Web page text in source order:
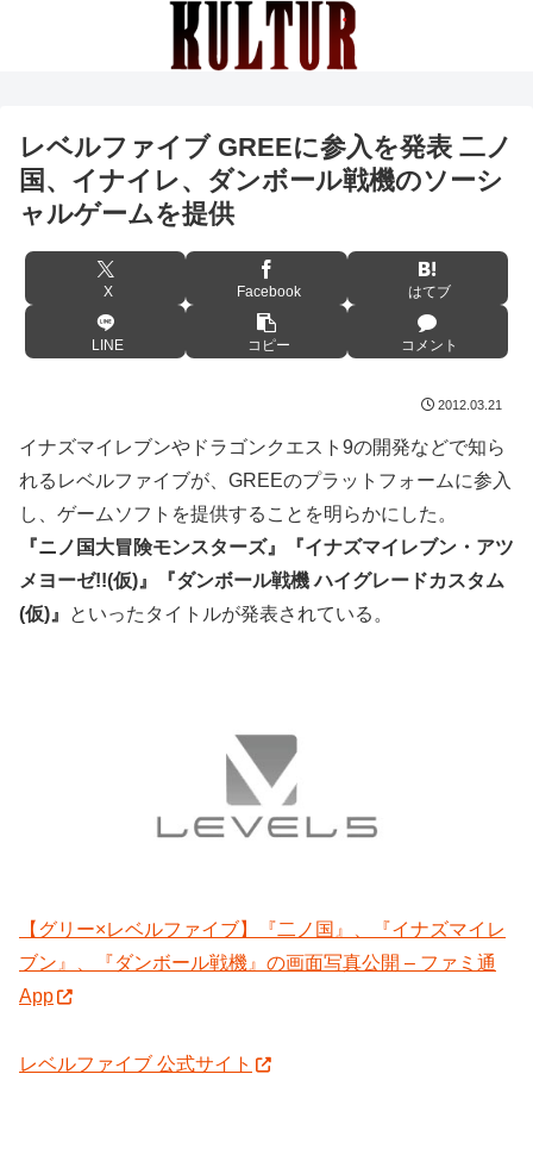
レベルファイブ GREEに参入を発表 二ノ
国、イナイレ、ダンボール戦機のソーシ
ャルゲームを提供
X Facebook はてブ
LINE コピー コメント
2012.03.21
イナズマイレブンやドラゴンクエスト9の開発などで知ら
れるレベルファイブが、GREEのプラットフォームに参入
し、ゲームソフトを提供することを明らかにした。
『ニノ国大冒険モンスターズ』『イナズマイレブン・アツ
メヨーゼ!!(仮)』『ダンボール戦機 ハイグレードカスタム
(仮)』
といったタイトルが発表されている。
【グリー×レベルファイブ】『二ノ国』、『イナズマイレ
ブン』、『ダンボール戦機』の画面写真公開 – ファミ通
App
レベルファイブ 公式サイト